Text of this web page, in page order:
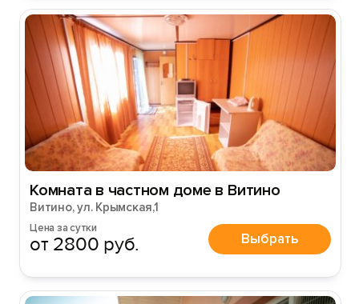
Комната в частном доме в Витино
Витино, ул. Крымская,1
Цена за сутки
от 2800 руб. Выбрать